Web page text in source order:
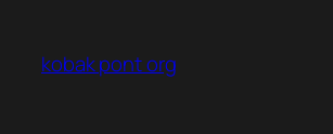
tartalomhoz
kobak pont org